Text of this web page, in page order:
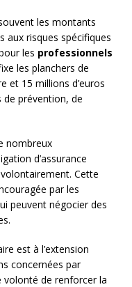
les montants
aux risques spécifiques
les professionnels
les planchers de
et 15 millions d’euros
de prévention, de
nombreux
d’assurance
Cette
par les
peuvent négocier des
est à l’extension
concernées par
volonté de renforcer la